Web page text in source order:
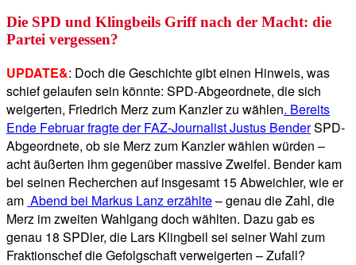
Die SPD und Klingbeils Griff nach der Macht: die
Partei vergessen?
UPDATE&: Doch die Geschichte gibt einen Hinweis, was
schief gelaufen sein könnte: SPD-Abgeordnete, die sich
weigerten, Friedrich Merz zum Kanzler zu wählen. Bereits
Ende Februar fragte der FAZ-Journalist Justus BenderSPD-
Abgeordnete, ob sie Merz zum Kanzler wählen würden –
acht äußerten ihm gegenüber massive Zweifel. Bender kam
bei seinen Recherchen auf insgesamt 15 Abweichler, wie er
am Abend bei Markus Lanz erzählte– genau die Zahl, die
Merz im zweiten Wahlgang doch wählten. Dazu gab es
genau 18 SPDler, die Lars Klingbeil sei seiner Wahl zum
Fraktionschef die Gefolgschaft verweigerten – Zufall?